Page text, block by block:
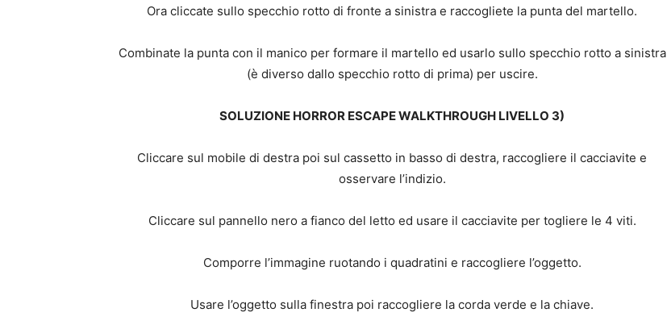
Ora cliccate sullo specchio rotto di fronte a sinistra e raccogliete la punta del martello.
Combinate la punta con il manico per formare il martello ed usarlo sullo specchio rotto a sinistra
(è diverso dallo specchio rotto di prima) per uscire.
SOLUZIONE HORROR ESCAPE WALKTHROUGH LIVELLO 3)
Cliccare sul mobile di destra poi sul cassetto in basso di destra, raccogliere il cacciavite e
osservare l’indizio.
Cliccare sul pannello nero a fianco del letto ed usare il cacciavite per togliere le 4 viti.
Comporre l’immagine ruotando i quadratini e raccogliere l’oggetto.
Usare l’oggetto sulla finestra poi raccogliere la corda verde e la chiave.